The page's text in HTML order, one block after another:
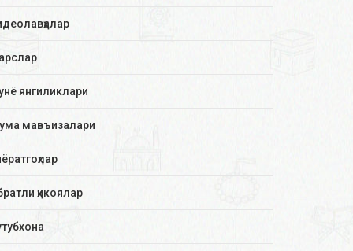
янгиликлари
мавъизалари
ҳикоялар